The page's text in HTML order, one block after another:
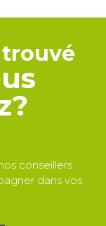
trouvé
conseillers
dans vos